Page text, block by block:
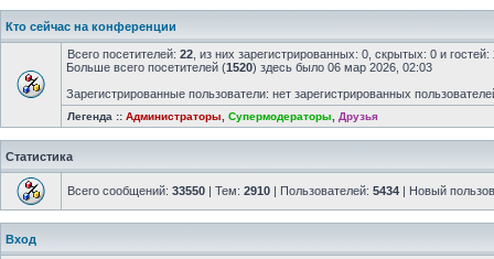
Кто сейчас на конференции
Всего посетителей: 22 , из них зарегистрированных: 0, скрытых: 0 и
Больше всего посетителей (1520) здесь было 06 мар 2026, 02:03
Зарегистрированные пользователи: нет зарегистрированных
Легенда :: Администраторы Супермодераторы Друзья
Статистика
Всего сообщений: 33550 | Тем: 2910 | Пользователей: 5434 | Новый
Вход